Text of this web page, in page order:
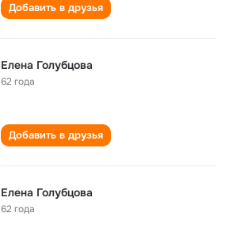
Добавить в друзья
Елена Голубцова
62 года
Добавить в друзья
Елена Голубцова
62 года